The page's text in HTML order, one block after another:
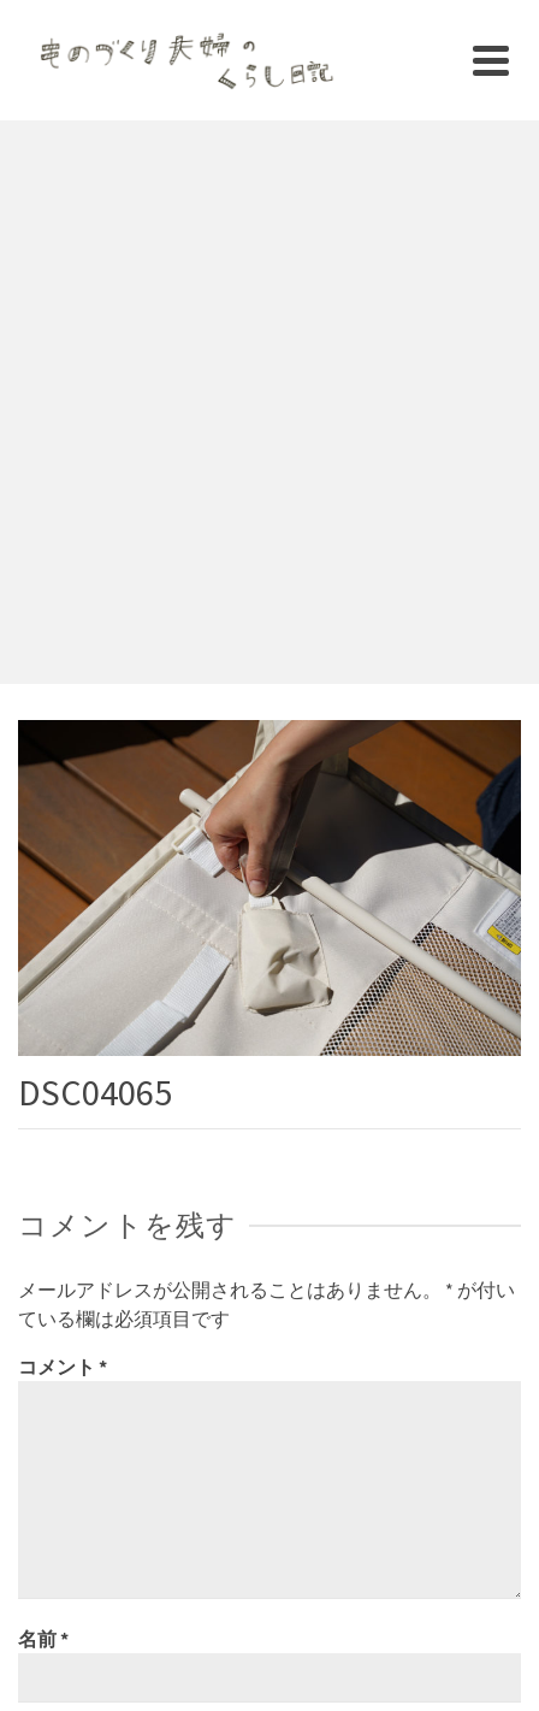
DSC04065
コメントを残す
メールアドレスが公開されることはありません。 * が付い
ている欄は必須項目です
コメント *
名前*